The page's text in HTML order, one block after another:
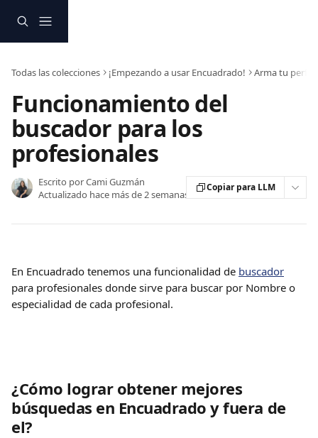
Todas las colecciones ¡Empezando a usar Encuadrado! Arma tu perfil
Funcionamiento del
buscador para los
profesionales
Escrito porCami Guzmán
Actualizado hace más de 2 semanas
Copiar para LLM
En Encuadrado tenemos una funcionalidad de buscador
para profesionales donde sirve para buscar por Nombre o
especialidad de cada profesional.
¿Cómo lograr obtener mejores
búsquedas en Encuadrado y fuera de
el?